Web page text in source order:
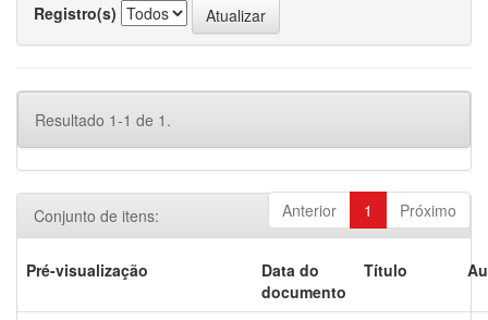
Registro(s)
Resultado 1-1 de 1.
Anterior 1 Próximo
Conjunto de itens:
Pré-visualização
Data do
documento
Título